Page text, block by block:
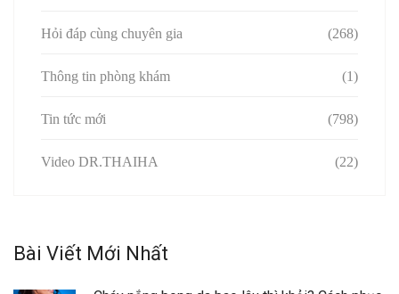
Hỏi đáp cùng chuyên gia (268)
Thông tin phòng khám (1)
Tin tức mới (798)
Video DR.THAIHA (22)
Bài Viết Mới Nhất